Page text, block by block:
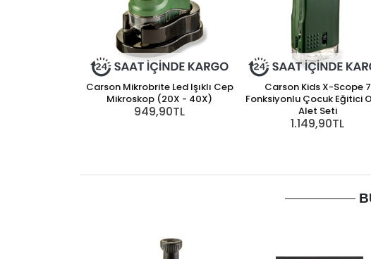
Carson Mikrobrite Led Işıklı Cep
Mikroskop (20X - 40X)
949,90TL
Carson Kids X-Scope 7
Fonksiyonlu Çocuk Eğitici
Alet Seti
1.149,90TL